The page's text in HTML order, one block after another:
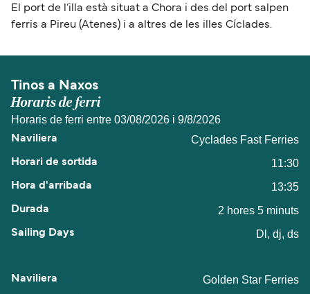
El port de l’illa està situat a Chora i des del port salpen
ferris a Pireu (Atenes) i a altres de les illes Cíclades.
Tinos a Naxos
Horaris de ferri
Horaris de ferri entre 03/08/2026 i 9/8/2026
Cyclades Fast Ferries
11:30
13:35
2 hores 5 minuts
Dl, dj, ds
Golden Star Ferries